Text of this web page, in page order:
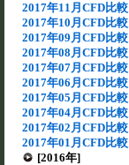
2017年11月CFD比較
2017年10月CFD比較
2017年09月CFD比較
2017年08月CFD比較
2017年07月CFD比較
2017年06月CFD比較
2017年05月CFD比較
2017年04月CFD比較
2017年02月CFD比較
2017年01月CFD比較
[2016年]